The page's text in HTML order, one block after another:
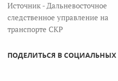
Источник - Дальневосточное
следственное управление на
транспорте СКР
ПОДЕЛИТЬСЯ В СОЦИАЛЬНЫХ